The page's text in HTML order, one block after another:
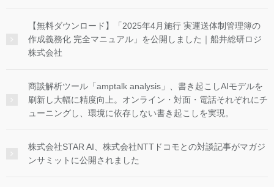
【無料ダウンロード】「2025年4月施行 実運送体制管理簿の
作成義務化 完全マニュアル」を公開しました｜船井総研ロジ
株式会社
商談解析ツール「amptalk analysis」、書き起こしAIモデルを
刷新し大幅に精度向上。オンライン・対面・電話それぞれにチ
ューニングし、環境に依存しない書き起こしを実現。
株式会社STAR AI、株式会社NTTドコモとの対談記事がマガジ
ンサミットに公開されました